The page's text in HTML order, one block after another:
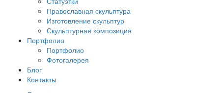
Православная скульптура
Изготовление скульптур
Скульптурная композиция
Портфолио
Портфолио
Фотогалерея
Блог
Контакты